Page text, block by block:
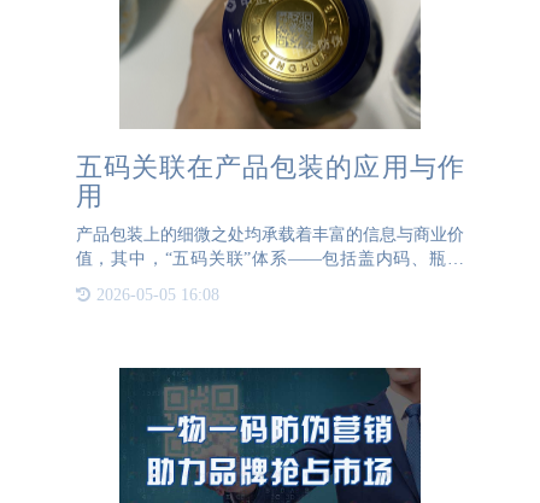
五码关联在产品包装的应用与作
用
产品包装上的细微之处均承载着丰富的信息与商业价
值，其中，“五码关联”体系——包括盖内码、瓶外
码、箱内码、箱外码及垛码这五大核心标识，实现了
从生产源头至消费终端的全链条产品信息追踪与高效
2026-05-05 16:08